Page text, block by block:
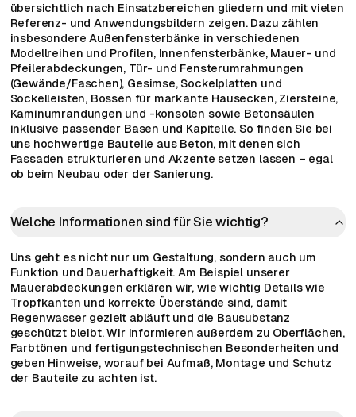
übersichtlich nach Einsatzbereichen gliedern und mit vielen
Referenz- und Anwendungsbildern zeigen. Dazu zählen
insbesondere Außenfensterbänke in verschiedenen
Modellreihen und Profilen, Innenfensterbänke, Mauer- und
Pfeilerabdeckungen, Tür- und Fensterumrahmungen
(Gewände/Faschen), Gesimse, Sockelplatten und
Sockelleisten, Bossen für markante Hausecken, Ziersteine,
Kaminumrandungen und -konsolen sowie Betonsäulen
inklusive passender Basen und Kapitelle. So finden Sie bei
uns hochwertige Bauteile aus Beton, mit denen sich
Fassaden strukturieren und Akzente setzen lassen – egal
ob beim Neubau oder der Sanierung.
Welche Informationen sind für Sie wichtig?
Uns geht es nicht nur um Gestaltung, sondern auch um
Funktion und Dauerhaftigkeit. Am Beispiel unserer
Mauerabdeckungen erklären wir, wie wichtig Details wie
Tropfkanten und korrekte Überstände sind, damit
Regenwasser gezielt abläuft und die Bausubstanz
geschützt bleibt. Wir informieren außerdem zu Oberflächen,
Farbtönen und fertigungstechnischen Besonderheiten und
geben Hinweise, worauf bei Aufmaß, Montage und Schutz
der Bauteile zu achten ist.